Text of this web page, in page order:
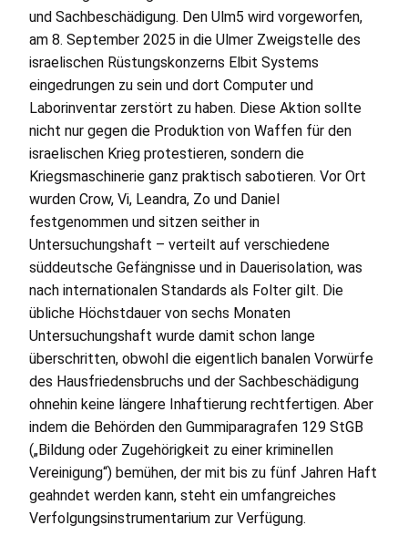
und Sachbeschädigung. Den Ulm5 wird vorgeworfen,
am 8. September 2025 in die Ulmer Zweigstelle des
israelischen Rüstungskonzerns Elbit Systems
eingedrungen zu sein und dort Computer und
Laborinventar zerstört zu haben. Diese Aktion sollte
nicht nur gegen die Produktion von Waffen für den
israelischen Krieg protestieren, sondern die
Kriegsmaschinerie ganz praktisch sabotieren. Vor Ort
wurden Crow, Vi, Leandra, Zo und Daniel
festgenommen und sitzen seither in
Untersuchungshaft – verteilt auf verschiedene
süddeutsche Gefängnisse und in Dauerisolation, was
nach internationalen Standards als Folter gilt. Die
übliche Höchstdauer von sechs Monaten
Untersuchungshaft wurde damit schon lange
überschritten, obwohl die eigentlich banalen Vorwürfe
des Hausfriedensbruchs und der Sachbeschädigung
ohnehin keine längere Inhaftierung rechtfertigen. Aber
indem die Behörden den Gummiparagrafen 129 StGB
(„Bildung oder Zugehörigkeit zu einer kriminellen
Vereinigung“) bemühen, der mit bis zu fünf Jahren Haft
geahndet werden kann, steht ein umfangreiches
Verfolgungsinstrumentarium zur Verfügung.